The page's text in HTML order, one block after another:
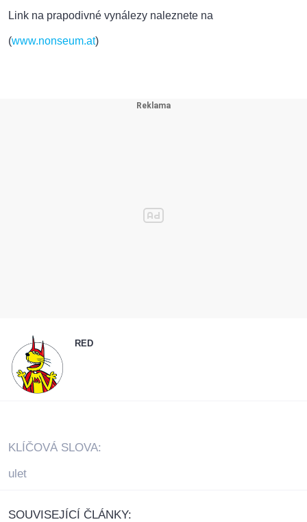
Link na prapodivné vynálezy naleznete na
(www.nonseum.at)
RED
KLÍČOVÁ SLOVA:
ulet
SOUVISEJÍCÍ ČLÁNKY: